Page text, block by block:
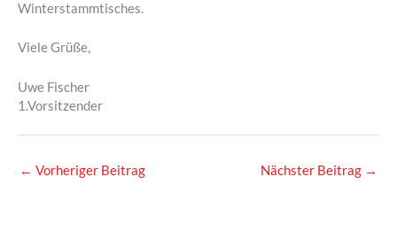
Winterstammtisches.
Viele Grüße,
Uwe Fischer
1.Vorsitzender
← Vorheriger Beitrag Nächster Beitrag →